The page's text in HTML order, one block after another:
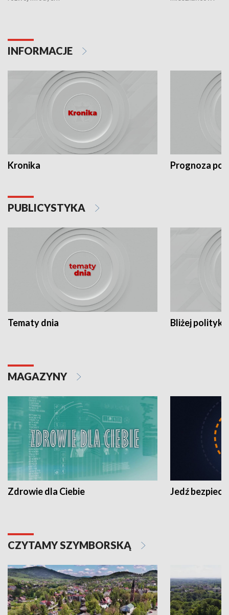
INFORMACJE
Kronika Prognoza
PUBLICYSTYKA
Tematy dnia Bliżej polityki
MAGAZYNY
Zdrowie dla Ciebie Jedź
CZYTAMY SZYMBORSKĄ